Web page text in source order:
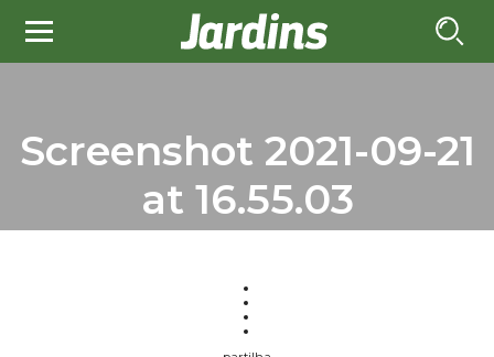
Screenshot 2021-09-21
at 16.55.03